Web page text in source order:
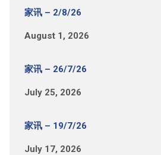
家讯 – 2/8/26
August 1, 2026
家讯 – 26/7/26
July 25, 2026
家讯 – 19/7/26
July 17, 2026